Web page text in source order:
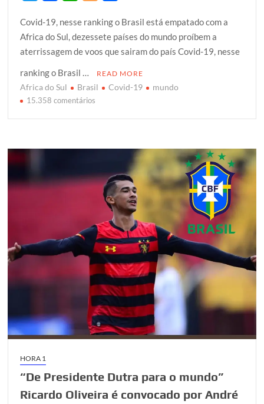
i
t
t
e
r
c
e
b
o
o
k
a
t
s
A
p
p
o
g
g
e
a
r
e
Covid-19, nesse ranking o Brasil está empatado com a
Africa do Sul, dezessete países do mundo proíbem a
aterrissagem de voos que sairam do país Covid-19, nesse
ranking o Brasil …
READ MORE
Africa do Sul Brasil Covid-19 mundo
15.358 comentários
ranking
Brasil
está
empatado
a
Africa
do
Sul,
dezessete
países
do
mundo
proíbem
de
que
HORA 1
“De Presidente Dutra para o mundo”
Ricardo Oliveira é convocado por André